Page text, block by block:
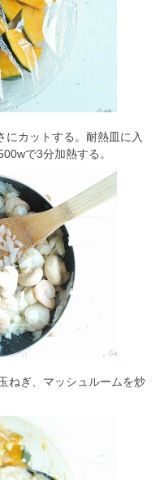
カットする。耐熱皿に入
で3分加熱する。
ねぎ、マッシュルームを炒